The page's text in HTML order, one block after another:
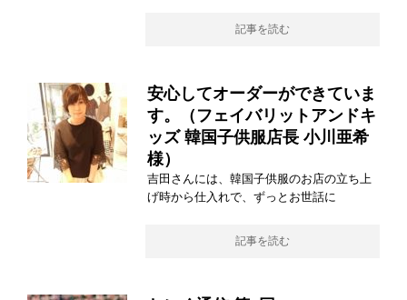
記事を読む
安心してオーダーができていま
す。（フェイバリットアンドキ
ッズ 韓国子供服店長 小川亜希
様）
吉田さんには、韓国子供服のお店の立ち上
げ時から仕入れで、ずっとお世話に
記事を読む